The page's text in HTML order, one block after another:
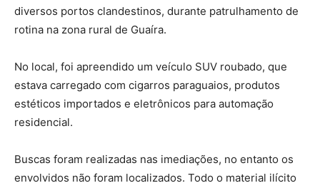
diversos portos clandestinos, durante patrulhamento de
rotina na zona rural de Guaíra.
No local, foi apreendido um veículo SUV roubado, que
estava carregado com cigarros paraguaios, produtos
estéticos importados e eletrônicos para automação
residencial.
Buscas foram realizadas nas imediações, no entanto os
envolvidos não foram localizados. Todo o material ilícito